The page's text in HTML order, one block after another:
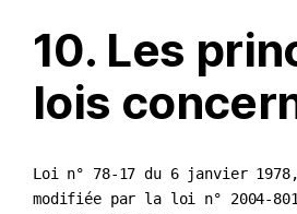
10. Les
lois
Loi n° 78-17 du 6 janvier 1978,
modifiée par la loi n° 2004-